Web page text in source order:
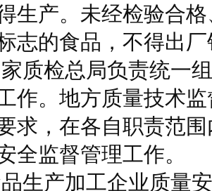
生产。未经检验合
志的食品，不得出
质检总局负责统一
作。地方质量技术
求，在各自职责范
全监督管理工作。
生产加工企业质量